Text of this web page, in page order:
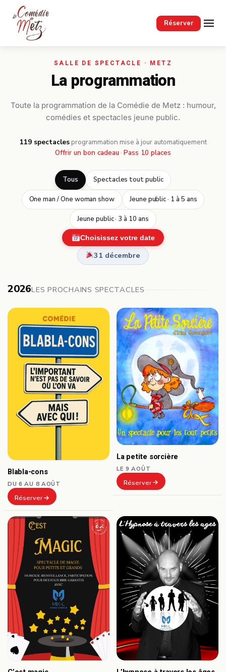
Réserver
Passer au contenu principal
La programmation
Toute la programmation de la Comédie de Metz : humour,
comédies et spectacles jeune public.
119 spectacles· programmation mise à jour automatiquement
Offrir un bon cadeau · Pass 10 places
Tous Spectacles tout public
One man / One woman show Jeune public · 1 à 5 ans
Jeune public · 3 à 10 ans
Choisissez votre date
31 décembre
2026LES PROCHAINS SPECTACLES
Blabla-cons
DU 6 AU 8 AOÛT
Réserver
La petite sorcière
LE 9 AOÛT
Réserver